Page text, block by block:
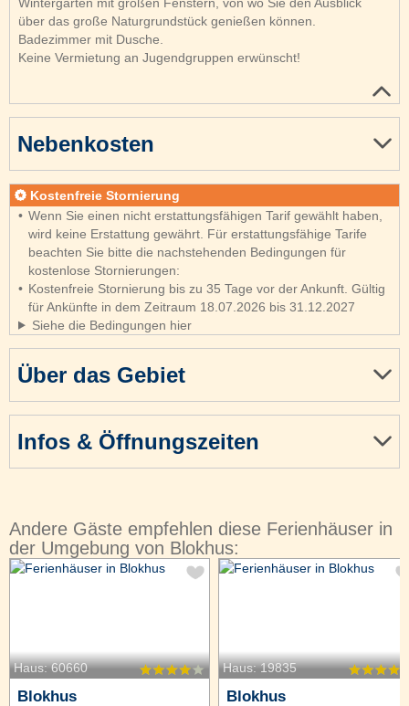
über das große Naturgrundstück genießen können.
Badezimmer mit Dusche.
Keine Vermietung an Jugendgruppen erwünscht!
Über das Gebiet
Infos & Öffnungszeiten
Nebenkosten
Kostenfreie Stornierung
Wenn Sie einen nicht erstattungsfähigen Tarif gewählt haben,
wird keine Erstattung gewährt. Für erstattungsfähige Tarife
beachten Sie bitte die nachstehenden Bedingungen für
kostenlose Stornierungen:
Kostenfreie Stornierung bis zu 35 Tage vor der Ankunft. Gültig
für Ankünfte in dem Zeitraum 18.07.2026 bis 31.12.2027
Siehe die Bedingungen hier
Andere Gäste empfehlen diese Ferienhäuser in
der Umgebung von Blokhus:
Haus: 60660
Blokhus
Haus: 19835
Blokhus